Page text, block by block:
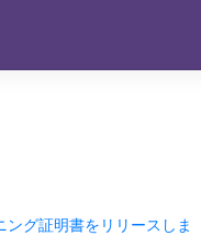
ング証明書をリリースしま